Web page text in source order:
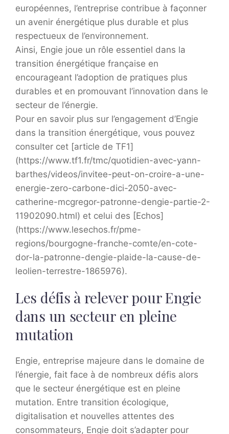
européennes, l’entreprise contribue à façonner
un avenir énergétique plus durable et plus
respectueux de l’environnement.
Ainsi, Engie joue un rôle essentiel dans la
transition énergétique française en
encourageant l’adoption de pratiques plus
durables et en promouvant l’innovation dans le
secteur de l’énergie.
Pour en savoir plus sur l’engagement d’Engie
dans la transition énergétique, vous pouvez
consulter cet [article de TF1]
(https://www.tf1.fr/tmc/quotidien-avec-yann-
barthes/videos/invitee-peut-on-croire-a-une-
energie-zero-carbone-dici-2050-avec-
catherine-mcgregor-patronne-dengie-partie-2-
11902090.html) et celui des [Echos]
(https://www.lesechos.fr/pme-
regions/bourgogne-franche-comte/en-cote-
dor-la-patronne-dengie-plaide-la-cause-de-
leolien-terrestre-1865976).
Les défis à relever pour Engie
dans un secteur en pleine
mutation
Engie, entreprise majeure dans le domaine de
l’énergie, fait face à de nombreux défis alors
que le secteur énergétique est en pleine
mutation. Entre transition écologique,
digitalisation et nouvelles attentes des
consommateurs, Engie doit s’adapter pour